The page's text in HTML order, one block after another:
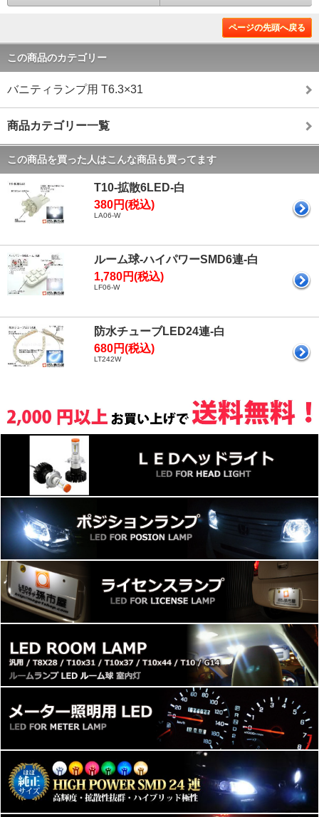
ページの先頭へ戻る
この商品のカテゴリー
バニティランプ用 T6.3×31
商品カテゴリー一覧
この商品を買った人はこんな商品も買ってます
T10-拡散6LED-白
380円(税込)
LA06-W
ルーム球-ハイパワーSMD6連-白
1,780円(税込)
LF06-W
防水チューブLED24連-白
680円(税込)
LT242W